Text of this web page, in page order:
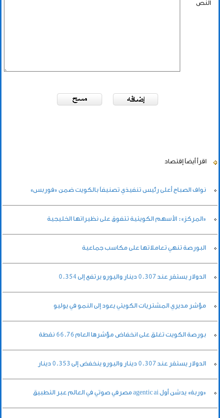
النص
اقرأ أيضاً إقتصاد
نواف الصباح أعلى رئيس تنفيذي تصنيفاً بالكويت ضمن «فوربس»
«المركز»: الأسهم الكويتية تتفوق على نظيراتها الخليجية
البورصة تنهي تعاملاتها على مكاسب جماعية
الدولار يستقر عند 0.307 دينار واليورو يرتفع إلى 0.354
مؤشر مديري المشتريات الكويتي يعود إلى النمو في يوليو
بورصة الكويت تغلق على انخفاض مؤشرها العام 66.76 نقطة
الدولار يستقر عند 0.307 دينار واليورو ينخفض إلى 0.353 دينار
«وربة» يدشن أول agentic ai مصرفي صوتي في العالم عبر التطبيق